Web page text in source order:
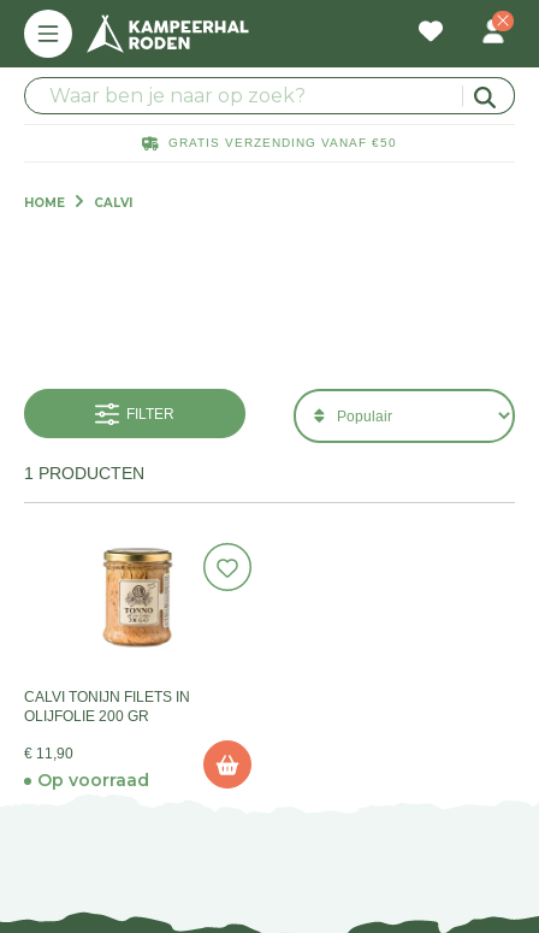
GRATIS VERZENDING VANAF €50
HOME CALVI
FILTER
1 PRODUCTEN
CALVI TONIJN FILETS IN
OLIJFOLIE 200 GR
€ 11,90
Op voorraad